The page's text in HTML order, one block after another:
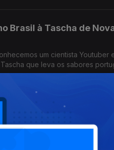
Brasil à Tascha de
um cientista
que leva os sabores
portuguesa em
feminino no RU, os
Foundation.